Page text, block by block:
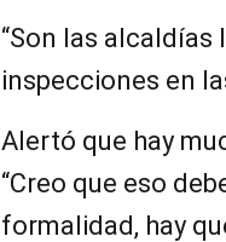
“Son las
inspecciones en
Alertó que hay
“Creo que eso
formalidad, hay